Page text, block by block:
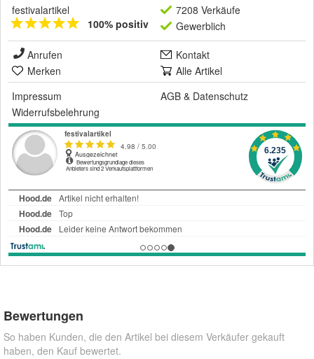
festivalartikel
100% positiv
7208 Verkäufe
Gewerblich
Anrufen
Kontakt
Merken
Alle Artikel
Impressum
AGB & Datenschutz
Widerrufsbelehrung
Bewertungen
So haben Kunden, die den Artikel bei diesem Verkäufer gekauft
haben, den Kauf bewertet.